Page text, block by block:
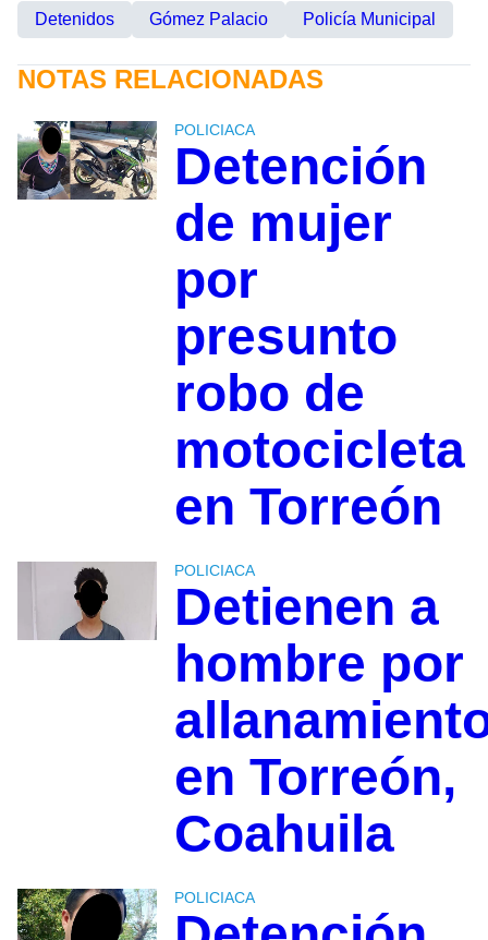
Detenidos Gómez Palacio Policía Municipal
NOTAS RELACIONADAS
POLICIACA
Detención
de mujer
por
presunto
robo de
motocicleta
en Torreón
POLICIACA
Detienen a
hombre por
en Torreón,
Coahuila
POLICIACA